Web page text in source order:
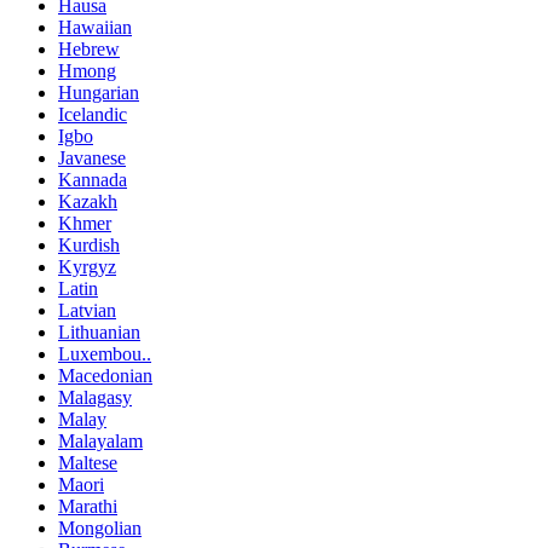
Hausa
Hawaiian
Hebrew
Hmong
Hungarian
Icelandic
Igbo
Javanese
Kannada
Kazakh
Khmer
Kurdish
Kyrgyz
Latin
Latvian
Lithuanian
Luxembou..
Macedonian
Malagasy
Malay
Malayalam
Maltese
Maori
Marathi
Mongolian